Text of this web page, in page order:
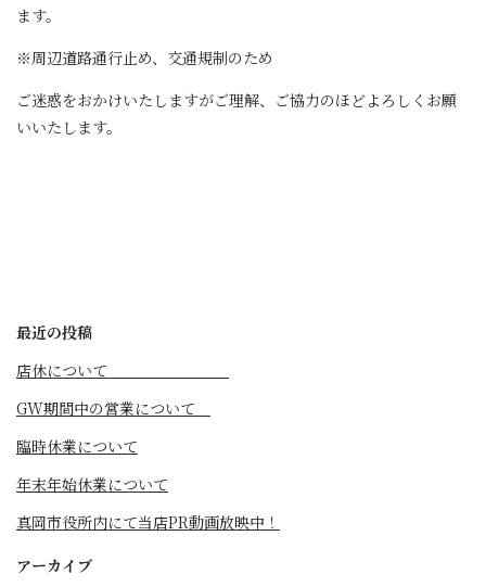
ます。
※周辺道路通行止め、交通規制のため
ご迷惑をおかけいたしますがご理解、ご協力のほどよろしくお願
いいたします。
最近の投稿
店休について
GW期間中の営業について
臨時休業について
年末年始休業について
真岡市役所内にて当店PR動画放映中！
アーカイブ